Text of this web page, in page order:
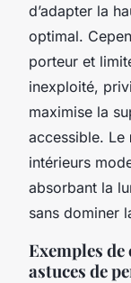
d’adapter la
optimal.
porteur et
inexploité,
maximise la
accessible. Le
intérieurs
absorbant la
sans dominer
Exemples
astuces de